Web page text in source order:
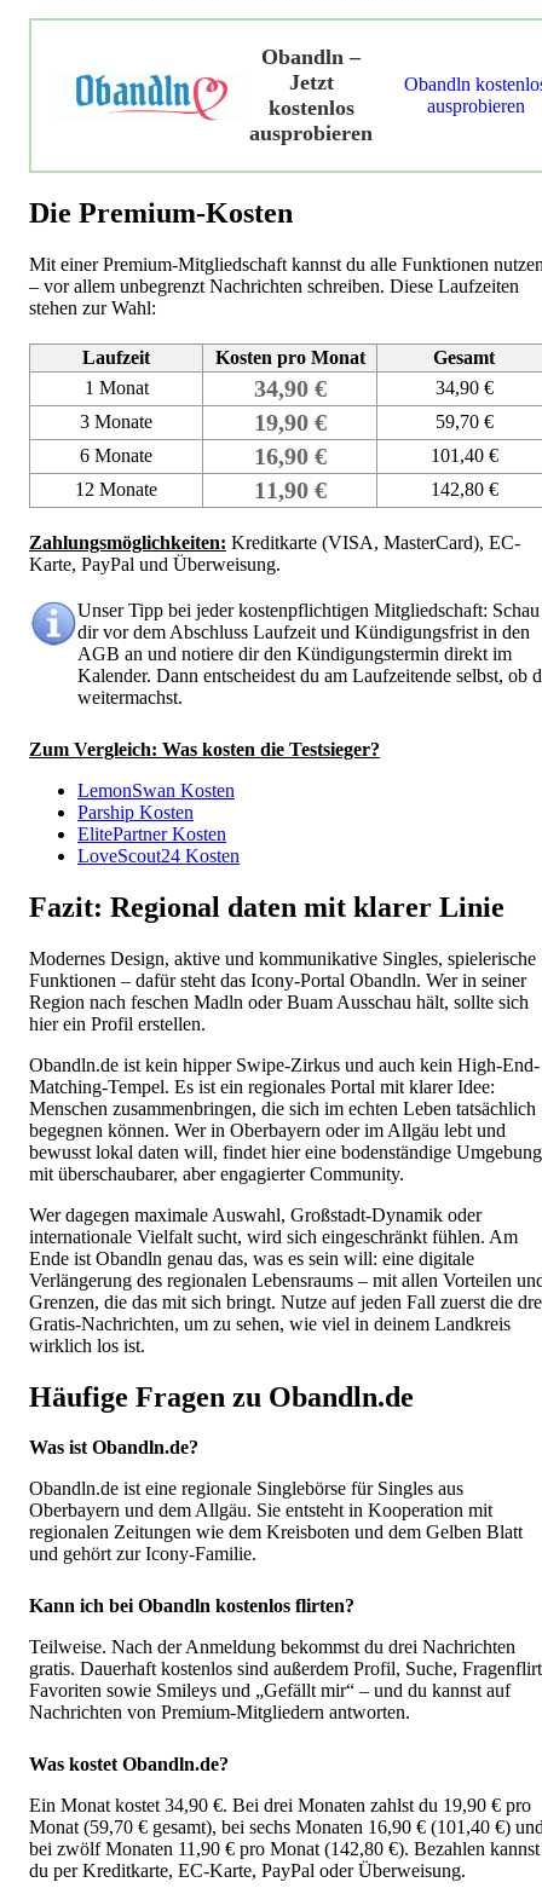
Obandln –
Jetzt
kostenlos
ausprobieren
Obandln
ausprobieren
Die Premium-Kosten
Mit einer Premium-Mitgliedschaft kannst du alle Funktionen
– vor allem unbegrenzt Nachrichten schreiben. Diese Laufzeiten
stehen zur Wahl:
Laufzeit Kosten pro Monat
Gesamt
1 Monat
34,90 €
34,90 €
3 Monate
19,90 €
59,70 €
6 Monate
16,90 €
101,40 €
12 Monate
11,90 € 142,80 €
Zahlungsmöglichkeiten: Kreditkarte (VISA, MasterCard), EC-
Karte, PayPal und Überweisung.
Unser Tipp bei jeder kostenpflichtigen Mitgliedschaft: Schau
dir vor dem Abschluss Laufzeit und Kündigungsfrist in den
AGB an und notiere dir den Kündigungstermin direkt im
Kalender. Dann entscheidest du am Laufzeitende selbst, ob
weitermachst.
Zum Vergleich: Was kosten die Testsieger?
LemonSwan Kosten
Parship Kosten
ElitePartner Kosten
LoveScout24 Kosten
Fazit: Regional daten mit klarer Linie
Modernes Design, aktive und kommunikative Singles, spielerische
Funktionen – dafür steht das Icony-Portal Obandln. Wer in seiner
Region nach feschen Madln oder Buam Ausschau hält, sollte sich
hier ein Profil erstellen.
Obandln.de ist kein hipper Swipe-Zirkus und auch kein High-End-
Matching-Tempel. Es ist ein regionales Portal mit klarer Idee:
Menschen zusammenbringen, die sich im echten Leben tatsächlich
begegnen können. Wer in Oberbayern oder im Allgäu lebt und
bewusst lokal daten will, findet hier eine bodenständige Umgebung
mit überschaubarer, aber engagierter Community.
Wer dagegen maximale Auswahl, Großstadt-Dynamik oder
internationale Vielfalt sucht, wird sich eingeschränkt fühlen. Am
Ende ist Obandln genau das, was es sein will: eine digitale
Verlängerung des regionalen Lebensraums – mit allen Vorteilen
Grenzen, die das mit sich bringt. Nutze auf jeden Fall zuerst die
Gratis-Nachrichten, um zu sehen, wie viel in deinem Landkreis
wirklich los ist.
Häufige Fragen zu Obandln.de
Was ist Obandln.de?
Obandln.de ist eine regionale Singlebörse für Singles aus
Oberbayern und dem Allgäu. Sie entsteht in Kooperation mit
regionalen Zeitungen wie dem Kreisboten und dem Gelben Blatt
und gehört zur Icony-Familie.
Kann ich bei Obandln kostenlos flirten?
Teilweise. Nach der Anmeldung bekommst du drei Nachrichten
gratis. Dauerhaft kostenlos sind außerdem Profil, Suche,
Favoriten sowie Smileys und „Gefällt mir“ – und du kannst auf
Nachrichten von Premium-Mitgliedern antworten.
Was kostet Obandln.de?
Ein Monat kostet 34,90 €. Bei drei Monaten zahlst du 19,90 € pro
Monat (59,70 € gesamt), bei sechs Monaten 16,90 € (101,40 €)
bei zwölf Monaten 11,90 € pro Monat (142,80 €). Bezahlen kannst
du per Kreditkarte, EC-Karte, PayPal oder Überweisung.